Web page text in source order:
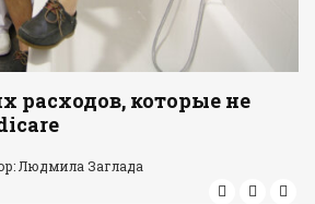
расходов, которые не
Людмила Заглада